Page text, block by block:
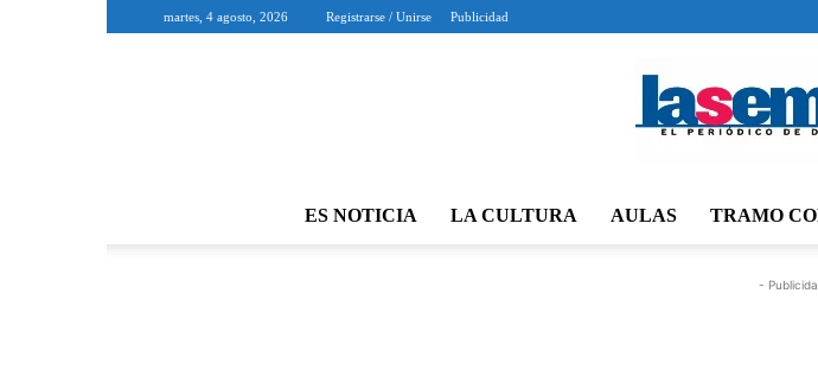
martes, 4 agosto, 2026 Registrarse / Unirse Publicidad
ES NOTICIA LA CULTURA AULAS TRAMO
-